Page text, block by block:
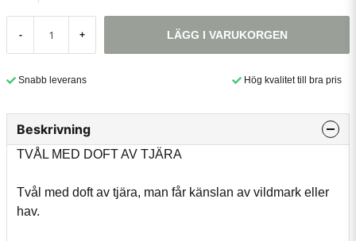
- + LÄGG I VARUKORGEN
Snabb leverans Hög kvalitet till bra pris
Beskrivning
TVÅL MED DOFT AV TJÄRA
Tvål med doft av tjära, man får känslan av vildmark eller
hav.